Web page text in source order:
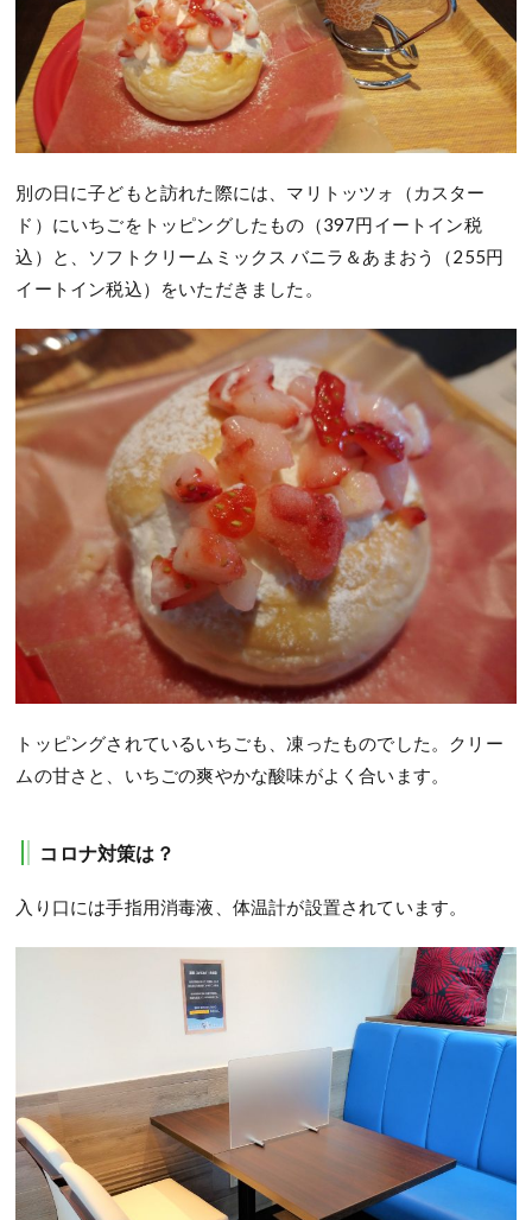
別の日に子どもと訪れた際には、マリトッツォ（カスター
ド）にいちごをトッピングしたもの（397円イートイン税
込）と、ソフトクリームミックス バニラ＆あまおう（255円
イートイン税込）をいただきました。
トッピングされているいちごも、凍ったものでした。クリー
ムの甘さと、いちごの爽やかな酸味がよく合います。
コロナ対策は？
入り口には手指用消毒液、体温計が設置されています。